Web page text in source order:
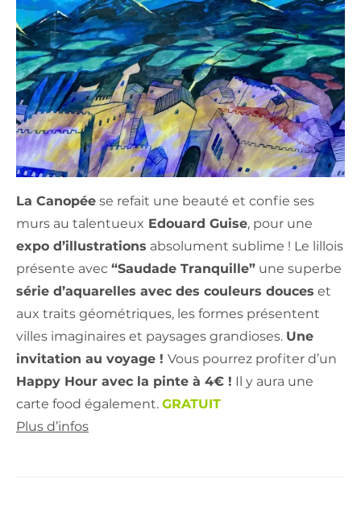
La Canopée se refait une beauté et confie ses
murs au talentueux Edouard Guise, pour une
expo d’illustrations absolument sublime ! Le lillois
présente avec “Saudade Tranquille” une superbe
série d’aquarelles avec des couleurs douces et
aux traits géométriques, les formes présentent
villes imaginaires et paysages grandioses. Une
invitation au voyage ! Vous pourrez profiter d’un
Happy Hour avec la pinte à 4€ ! Il y aura une
carte food également. GRATUIT
Plus d’infos